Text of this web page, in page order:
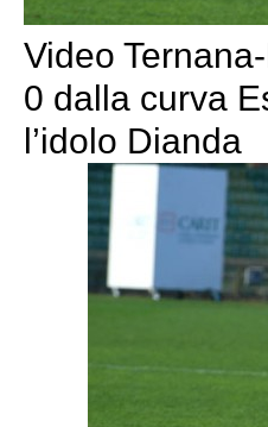
Video
0 dalla curva
l’idolo Dianda